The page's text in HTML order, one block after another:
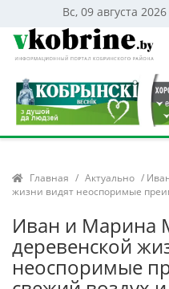
Вс, 09 августа 2026
Главная / Актуально /
жизни видят неоспоримые
Иван и Марина
деревенской
неоспоримые